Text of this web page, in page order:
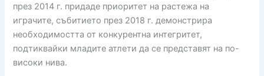
през 2014 г. придаде приоритет на растежа на
играчите, събитието през 2018 г. демонстрира
необходимостта от конкурентна интегритет,
подтиквайки младите атлети да се представят на по-
високи нива.